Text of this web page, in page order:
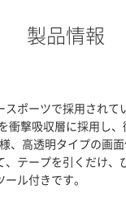
製品情報
スポーツで採用されて
衝撃吸収層に採用し
様、高透明タイプの画
ープを引くだけ、
ル付きです。